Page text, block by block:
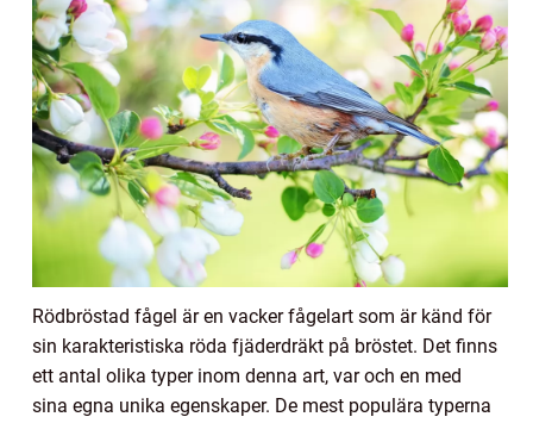
Rödbröstad fågel är en vacker fågelart som är känd för
sin karakteristiska röda fjäderdräkt på bröstet. Det finns
ett antal olika typer inom denna art, var och en med
sina egna unika egenskaper. De mest populära typerna